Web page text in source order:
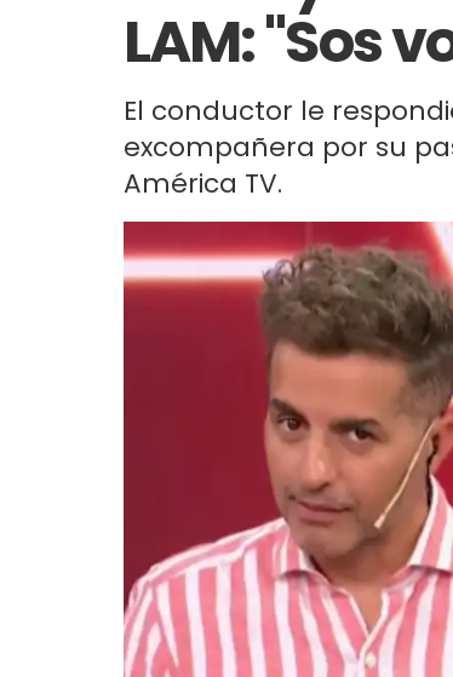
LAM: "Sos
El conductor le
excompañera por su
América TV.